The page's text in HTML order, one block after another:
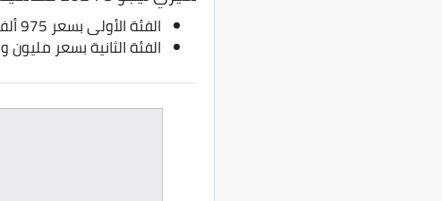
الفئة الأولى بسعر 975 ألف جنيه، بدلا من 960 ألف جنيه
الفئة الثانية بسعر مليون و 35 ألف جنيه، بدلا من مليون و 20 ألف جنيه